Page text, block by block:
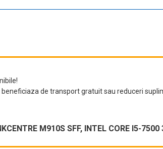
ideal pentru orice utilizator:
de transport gratuit sau reduceri
M910S SFF, INTEL CORE I5-